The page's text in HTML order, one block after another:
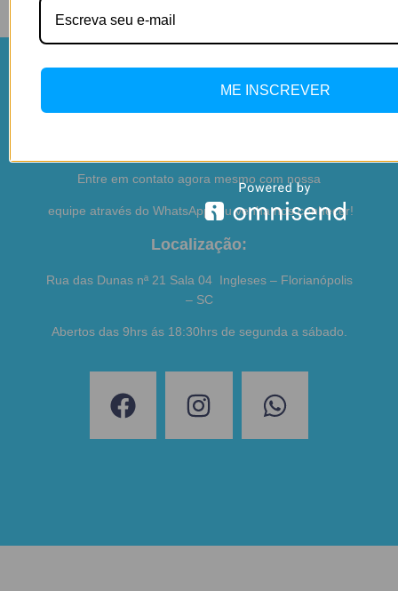
Entre em contato agora mesmo com nossa
equipe através do WhatsApp, ou venha nos conhecer!
Localização:
Rua das Dunas nª 21 Sala 04 Ingleses – Florianópolis
– SC
Abertos das 9hrs ás 18:30hrs de segunda a sábado.
ME INSCREVER